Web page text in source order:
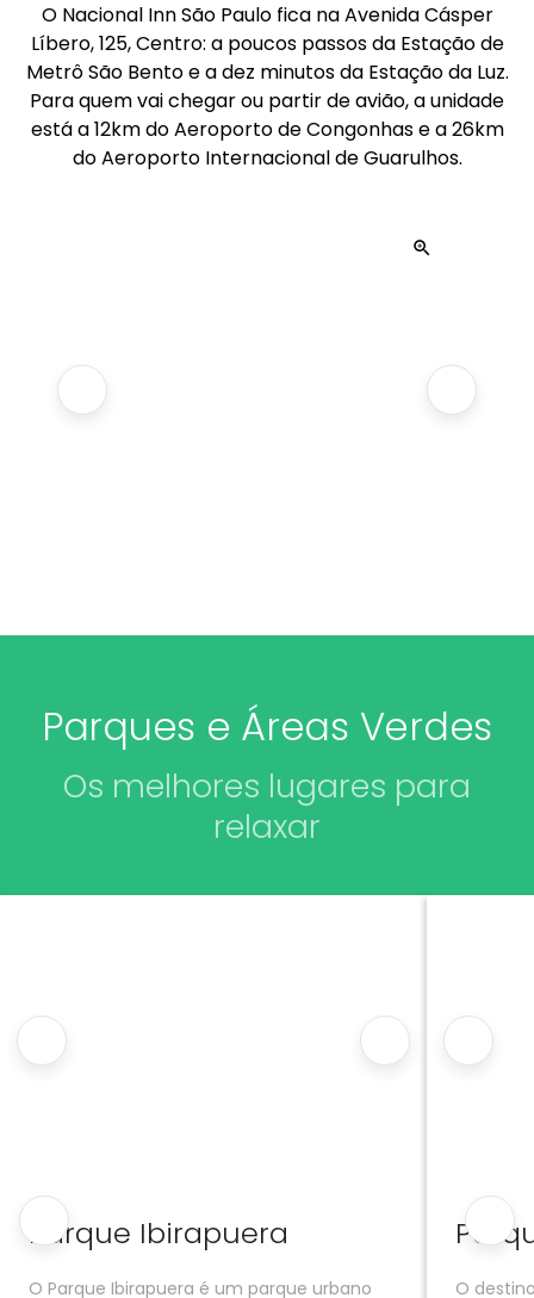
O Nacional Inn São Paulo fica na Avenida Cásper
Líbero, 125, Centro: a poucos passos da Estação de
Metrô São Bento e a dez minutos da Estação da Luz.
Para quem vai chegar ou partir de avião, a unidade
está a 12km do Aeroporto de Congonhas e a 26km
do Aeroporto Internacional de Guarulhos.
Parques e Áreas Verdes
Os melhores lugares para
relaxar
Parque Ibirapuera
O Parque Ibirapuera é um parque urbano O